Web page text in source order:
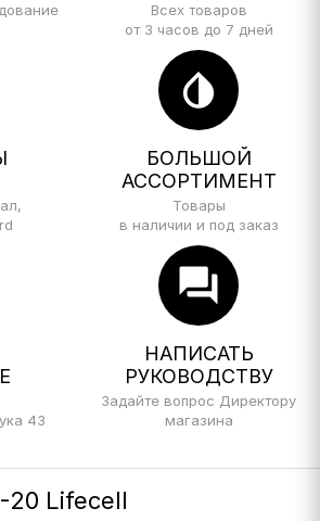
Всех товаров
от 3 часов до 7 дней
invert_colors
БОЛЬШОЙ
АССОРТИМЕНТ
Товары
в наличии и под заказ
43
forum
НАПИСАТЬ
РУКОВОДСТВУ
Задайте вопрос Директору
магазина
20 Lifecell